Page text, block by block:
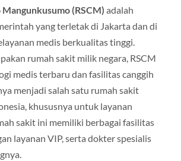
Mangunkusumo (RSCM) adalah
yang terletak di Jakarta dan di
medis berkualitas tinggi.
rumah sakit milik negara, RSCM
medis terbaru dan fasilitas canggih
menjadi salah satu rumah sakit
khususnya untuk layanan
sakit ini memiliki berbagai fasilitas
layanan VIP, serta dokter spesialis